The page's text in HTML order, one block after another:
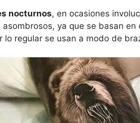
nocturnos, en ocasiones
ya que se basan
lo regular se usan a modo de